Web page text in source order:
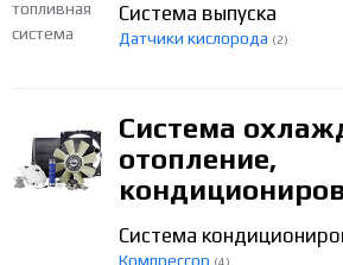
Система выпуска
Датчики кислорода (2)
Система
отопление,
Система
Компрессор (4)